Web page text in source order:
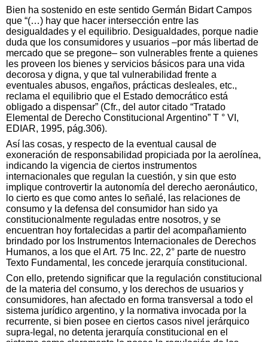
Bien ha sostenido en este sentido Germán Bidart Campos
que “(…) hay que hacer intersección entre las
desigualdades y el equilibrio. Desigualdades, porque nadie
duda que los consumidores y usuarios –por más libertad de
mercado que se pregone– son vulnerables frente a quienes
les proveen los bienes y servicios básicos para una vida
decorosa y digna, y que tal vulnerabilidad frente a
eventuales abusos, engaños, prácticas desleales, etc.,
reclama el equilibrio que el Estado democrático está
obligado a dispensar” (Cfr., del autor citado “Tratado
Elemental de Derecho Constitucional Argentino” T ° VI,
EDIAR, 1995, pág.306).
Así las cosas, y respecto de la eventual causal de
exoneración de responsabilidad propiciada por la aerolínea,
indicando la vigencia de ciertos instrumentos
internacionales que regulan la cuestión, y sin que esto
implique controvertir la autonomía del derecho aeronáutico,
lo cierto es que como antes lo señalé, las relaciones de
consumo y la defensa del consumidor han sido ya
constitucionalmente reguladas entre nosotros, y se
encuentran hoy fortalecidas a partir del acompañamiento
brindado por los Instrumentos Internacionales de Derechos
Humanos, a los que el Art. 75 Inc. 22, 2° parte de nuestro
Texto Fundamental, les concede jerarquía constitucional.
Con ello, pretendo significar que la regulación constitucional
de la materia del consumo, y los derechos de usuarios y
consumidores, han afectado en forma transversal a todo el
sistema jurídico argentino, y la normativa invocada por la
recurrente, si bien posee en ciertos casos nivel jerárquico
supra-legal, no detenta jerarquía constitucional en el